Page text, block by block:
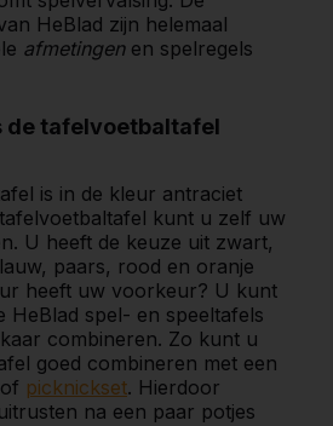
HeBlad zijn helemaal
afmetingenen spelregels
de tafelvoetbaltafel
is in de kleur antraciet
kunt u zelf uw
U heeft de keuze uit zwart,
paars, rood en oranje
heeft uw voorkeur? U kunt
HeBlad spel- en speeltafels
combineren. Zo kunt u
goed combineren met een
of picknickset. Hierdoor
na een paar potjes